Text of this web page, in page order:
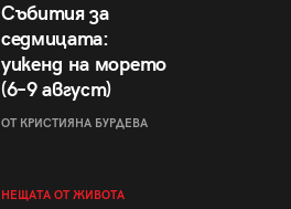
Събития за
седмицата:
уикенд на морето
(6–9 август)
ОТ КРИСТИЯНА БУРДЕВА
НЕЩАТА ОТ ЖИВОТА